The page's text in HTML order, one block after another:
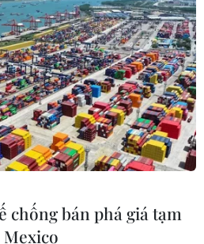
chống bán phá giá tạm